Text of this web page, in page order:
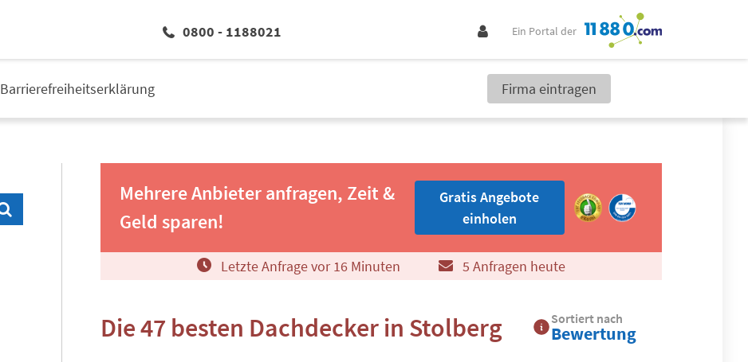
0800 - 1188021 Ein Portal der
Barrierefreiheitserklärung Firma eintragen
Mehrere Anbieter anfragen, Zeit &
Geld sparen!
Gratis Angebote
einholen
Letzte Anfrage vor16 Minuten 5 Anfragen heute
Die 47 besten Dachdecker in Stolberg Sortiert nach
Bewertung